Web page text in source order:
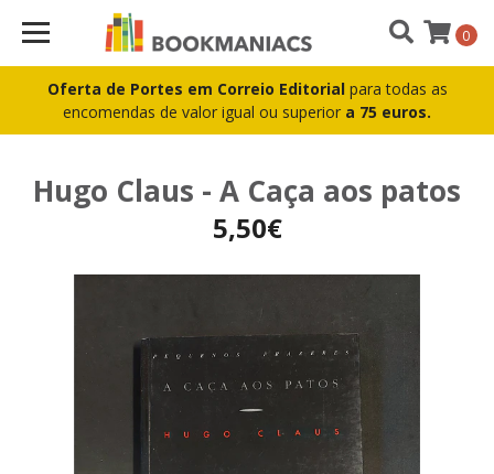
Oferta de Portes em Correio Editorial para todas as
encomendas de valor igual ou superior a 75 euros.
0
Hugo Claus - A Caça aos patos
5,50€